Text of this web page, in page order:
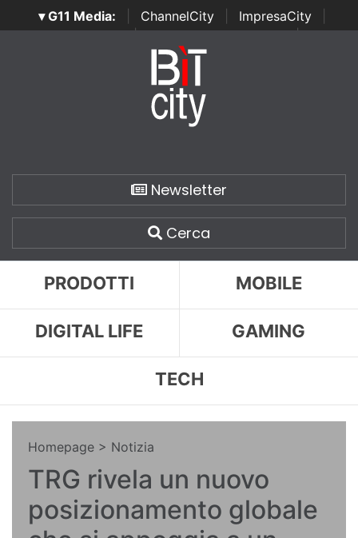
▾ G11 Media: ChannelCity ImpresaCity
SecurityOpenLab | Italian Channel Awards | Italian
Italian Security Awards
Newsletter
Cerca
PRODOTTI MOBILE
DIGITAL LIFE GAMING
TECH
Homepage > Notizia
TRG rivela un nuovo
posizionamento globale